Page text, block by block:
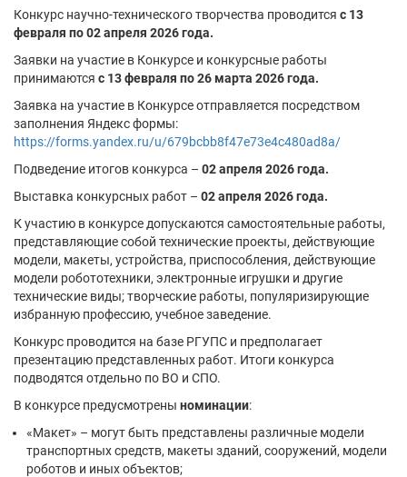
Конкурс научно-технического творчества проводится с 13
февраля по 02 апреля 2026 года.
Заявки на участие в Конкурсе и конкурсные работы
принимаются с 13 февраля по 26 марта 2026 года.
Заявка на участие в Конкурсе отправляется посредством
заполнения Яндекс формы:
https://forms.yandex.ru/u/679bcbb8f47e73e4c480ad8a/
Подведение итогов конкурса – 02 апреля 2026 года.
Выставка конкурсных работ – 02 апреля 2026 года.
К участию в конкурсе допускаются самостоятельные работы,
представляющие собой технические проекты, действующие
модели, макеты, устройства, приспособления, действующие
модели робототехники, электронные игрушки и другие
технические виды; творческие работы, популяризирующие
избранную профессию, учебное заведение.
Конкурс проводится на базе РГУПС и предполагает
презентацию представленных работ. Итоги конкурса
подводятся отдельно по ВО и СПО.
В конкурсе предусмотрены номинации:
«Макет» – могут быть представлены различные модели
транспортных средств, макеты зданий, сооружений, модели
роботов и иных объектов;